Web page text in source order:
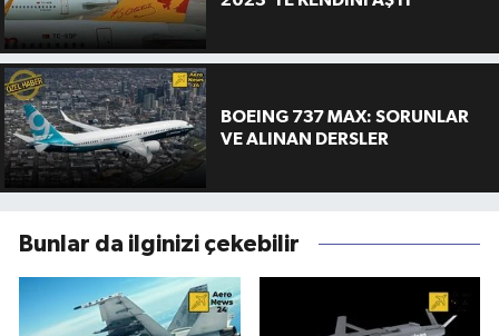
BOEING 737 MAX: SORUNLAR
VE ALINAN DERSLER
Bunlar da ilginizi çekebilir